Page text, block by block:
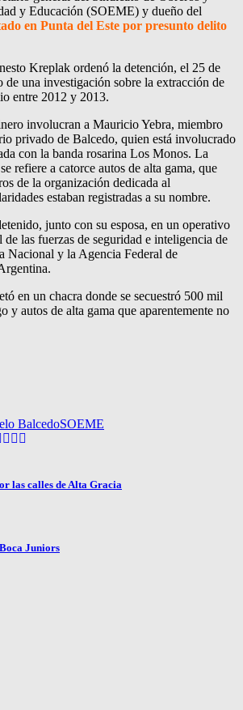
y Educación (SOEME) y dueño del
en Punta del Este por presunto delito
Kreplak ordenó la detención, el 25 de
de una investigación sobre la extracción de
entre 2012 y 2013.
involucran a Mauricio Yebra, miembro
privado de Balcedo, quien está involucrado
con la banda rosarina Los Monos. La
refiere a catorce autos de alta gama, que
de la organización dedicada al
estaban registradas a su nombre.
junto con su esposa, en un operativo
las fuerzas de seguridad e inteligencia de
Nacional y la Agencia Federal de
en un chacra donde se secuestró 500 mil
y autos de alta gama que aparentemente no
BalcedoSOEME
las calles de Alta Gracia
Juniors